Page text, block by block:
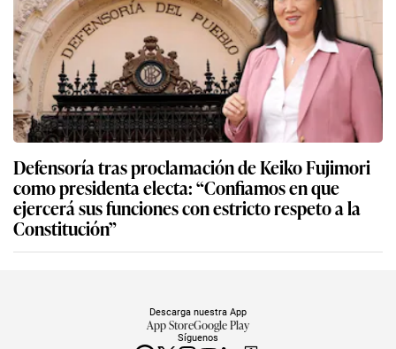
Defensoría tras proclamación de Keiko Fujimori
como presidenta electa: “Confiamos en que
ejercerá sus funciones con estricto respeto a la
Constitución”
Síguenos
Descarga nuestra App
App StoreGoogle Play